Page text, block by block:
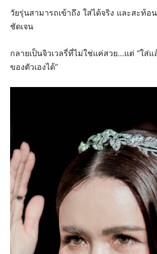
วัยรุ่นสามารถเข้าถึง ใส่ได้จริง และสะท้อ
ชัดเจน
กลายเป็นจิวเวลรี่ที่ไม่ใช่แค่สวย…แต่ “ใส่แ
ของตัวเองได้”